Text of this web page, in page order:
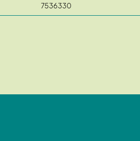
7536330